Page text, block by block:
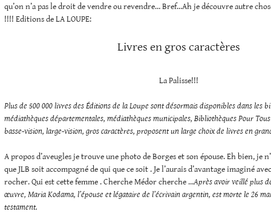
qu’on n’a pas le droit de vendre ou revendre… Bref…Ah je découvre autre
!!!! Editions de LA LOUPE:
Livres en gros caractères
La Palisse!!!
Plus de 500 000 livres des Éditions de la Loupe sont désormais disponibles dans les
médiathèques départementales, médiathèques municipales, Bibliothèques Pour
basse-vision, large-vision, gros caractères, proposent un large choix de livres en
A propos d’aveugles je trouve une photo de Borges et son épouse. Eh bien, je
que JLB soit accompagné de qui que ce soit . Je l’aurais d’avantage imaginé
rocher. Qui est cette femme . Cherche Médor cherche …Après avoir veillé plus
œuvre, Maria Kodama, l’épouse et légataire de l’écrivain argentin, est morte le 26
testament.